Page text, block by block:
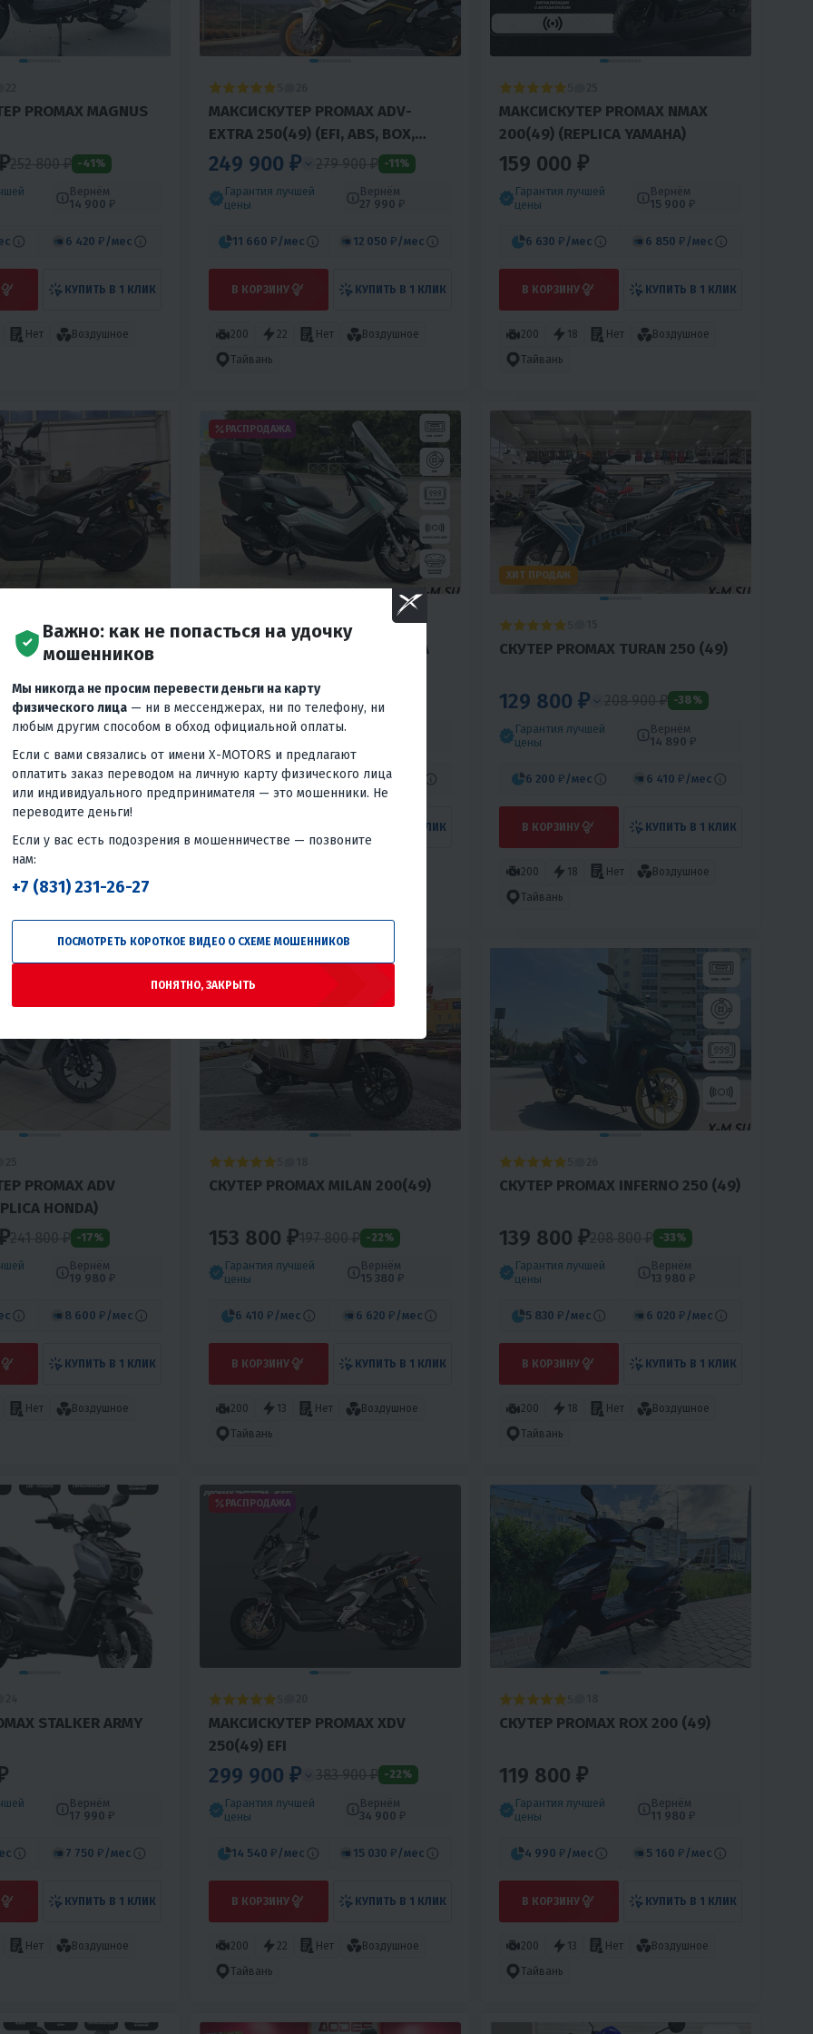
PROMAX MAGNUS
252 800₽ -41%
Вернём
14 900 ₽
6 420 ₽ /мес
КУПИТЬ В 1 КЛИК
Нет
Воздушное
МАКСИСКУТЕР PROMAX ADV-
EXTRA 250(49) (EFI, ABS, BOX,
AUDIO)
249 900 ₽ 279 900 ₽ -11%
Гарантия лучшей
цены
Вернём
27 990 ₽
11 660 ₽ /мес 12 050 ₽ /мес
В КОРЗИНУ КУПИТЬ В 1 КЛИК
200 22 Нет
Воздушное
Тайвань
МАКСИСКУТЕР PROMAX NMAX
200(49) (REPLICA YAMAHA)
159 000 ₽
Гарантия лучшей
цены
Вернём
15 900 ₽
6 630 ₽ /мес 6 850 ₽ /мес
В КОРЗИНУ КУПИТЬ В 1 КЛИК
200 18 Нет
Воздушное
Тайвань
PROMAX-HONDA
BY HONDA)
Вернём
8 600 ₽ /мес
РАСПРОДАЖА
5 31
МАКСИСКУТЕР PROMAX-HONDA
169 800 ₽ 239 000 ₽
Гарантия лучшей
7 910 ₽/мес 8 180 ₽
КУПИТЬ В 1 КЛИК
ХИТ ПРОДАЖ
СКУТЕР PROMAX TURAN 250 (49)
129 800 ₽ 208 900 ₽ -38%
Гарантия лучшей
цены
Вернём
14 890 ₽
6 200 ₽ /мес 6 410 ₽ /мес
В КОРЗИНУ КУПИТЬ В 1 КЛИК
200 18 Нет
Воздушное
Тайвань
PROMAX ADV
HONDA)
241 800₽ -17%
Вернём
19 980 ₽
8 600 ₽ /мес
КУПИТЬ В 1 КЛИК
Нет
Воздушное
СКУТЕР PROMAX MILAN 200(49)
153 800 ₽197 800₽ -22%
Гарантия лучшей
цены
Вернём
15 380 ₽
6 410 ₽ /мес 6 620 ₽ /мес
В КОРЗИНУ КУПИТЬ В 1 КЛИК
200 13 Нет
Воздушное
Тайвань
СКУТЕР PROMAX INFERNO 250 (49)
139 800 ₽208 800 ₽ -33%
Гарантия лучшей
цены
Вернём
13 980 ₽
5 830 ₽ /мес 6 020 ₽ /мес
В КОРЗИНУ КУПИТЬ В 1 КЛИК
200 18 Нет
Воздушное
Тайвань
STALKER ARMY
Вернём
17 990 ₽
7 750 ₽ /мес
КУПИТЬ В 1 КЛИК
Нет
Воздушное
РАСПРОДАЖА
МАКСИСКУТЕР PROMAX XDV
250(49) EFI
299 900 ₽ 383 900 ₽ -22%
Гарантия лучшей
цены
Вернём
34 900 ₽
14 540 ₽ /мес 15 030 ₽ /мес
В КОРЗИНУ КУПИТЬ В 1 КЛИК
200 22 Нет
Воздушное
Тайвань
СКУТЕР PROMAX ROX 200 (49)
119 800 ₽
Гарантия лучшей
цены
Вернём
11 980 ₽
4 990 ₽ /мес 5 160 ₽ /мес
В КОРЗИНУ КУПИТЬ В 1 КЛИК
200 13 Нет
Воздушное
Тайвань
Важно: как не попасться на удочку
мошенников
Мы никогда не просим перевести деньги на карту
физического лица — ни в мессенджерах, ни по телефону, ни
любым другим способом в обход официальной оплаты.
Если с вами связались от имени X-MOTORS и предлагают
оплатить заказ переводом на личную карту физического лица
или индивидуального предпринимателя — это мошенники. Не
переводите деньги!
Если у вас есть подозрения в мошенничестве — позвоните
нам:
+7 (831) 231-26-27
ПОСМОТРЕТЬ КОРОТКОЕ ВИДЕО О СХЕМЕ МОШЕННИКОВ
ПОНЯТНО, ЗАКРЫТЬ